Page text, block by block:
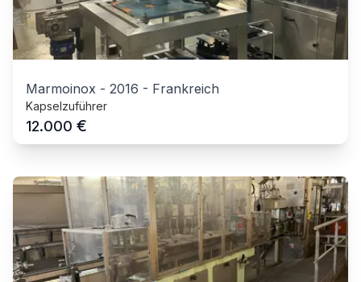
Marmoinox - 2016 - Frankreich
Kapselzuführer
12.000 €